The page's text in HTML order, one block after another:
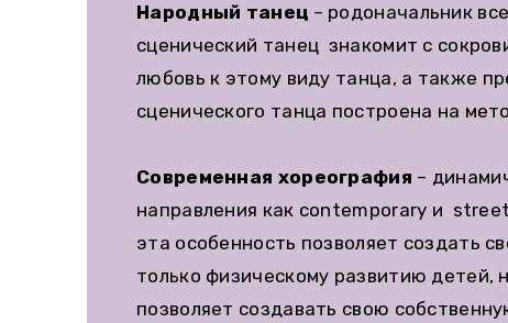
Народный танец – родоначальник
сценический танец знакомит с
любовь к этому виду танца, а также
сценического танца построена на
Современная хореография –
направления как contemporary и
эта особенность позволяет создать
только физическому развитию детей,
позволяет создавать свою